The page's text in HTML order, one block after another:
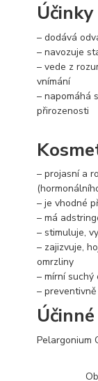
– dodává
– navozuje
– vede z
vnímání
– napomáhá
přirozenosti
– projasní a
– je vhodné
– má
– stimuluje,
– zajizvuje,
omrzliny
– mírní suchý
–
Pelargonium